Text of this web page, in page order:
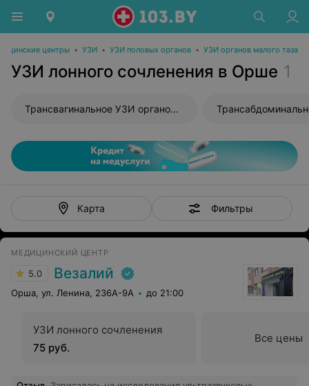
центры • УЗИ • УЗИ половых органов • УЗИ органов малого таза
УЗИ лонного сочленения в Орше 1
Трансвагинальное УЗИ органов малого таза
Карта Фильтры
МЕДИЦИНСКИЙ ЦЕНТР
5.0 Везалий
Орша, ул. Ленина, 236А-9А до 21:00
УЗИ лонного сочленения
75 руб.
Все цены